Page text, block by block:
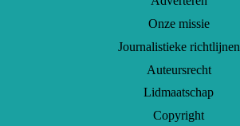
Onze missie
Journalistieke richtlijnen
Auteursrecht
Lidmaatschap
Copyright